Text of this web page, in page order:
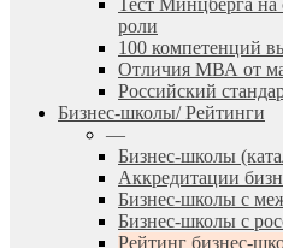
роли
100 компетенций
Отличия МВА от
Российский
Бизнес-школы/ Рейтинги
—
Бизнес-школы
Аккредитации
Бизнес-школы с
Бизнес-школы с
Рейтинг бизнес-